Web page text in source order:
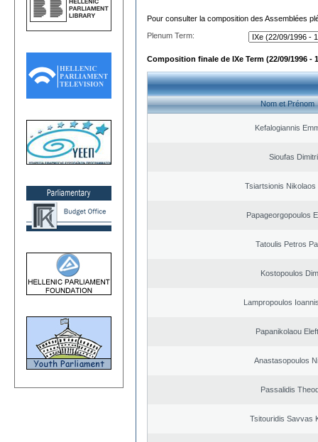
Pour consulter la composition des Assemblées
Plenum Term:
Composition finale de IXe Term (22/09/1996 -
Nom et Prénom
Kefalogiannis
Sioufas
Tsiartsionis Nikolaos
Papageorgopoulos
Tatoulis Petros
Kostopoulos
Lampropoulos
Papanikolaou
Anastasopoulos
Passalidis
Tsitouridis Savvas